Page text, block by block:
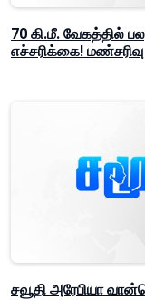
70 கி.மீ. வேகத்தில்
எச்சரிக்கை! மண்சரிவு
சவூதி அரேபியா